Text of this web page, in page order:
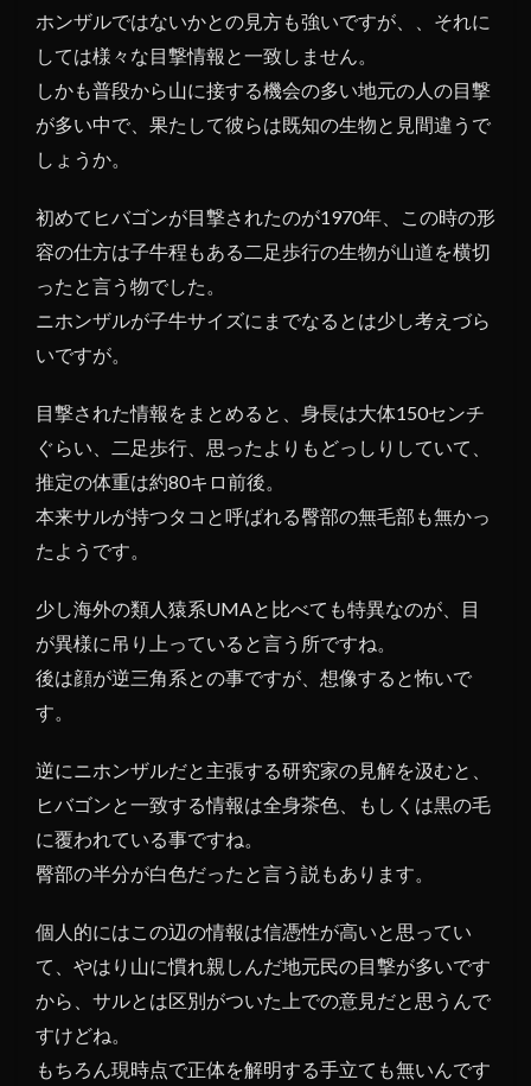
ホンザルではないかとの見方も強いですが、、それに
しては様々な目撃情報と一致しません。
しかも普段から山に接する機会の多い地元の人の目撃
が多い中で、果たして彼らは既知の生物と見間違うで
しょうか。
初めてヒバゴンが目撃されたのが1970年、この時の形
容の仕方は子牛程もある二足歩行の生物が山道を横切
ったと言う物でした。
ニホンザルが子牛サイズにまでなるとは少し考えづら
いですが。
目撃された情報をまとめると、身長は大体150センチ
ぐらい、二足歩行、思ったよりもどっしりしていて、
推定の体重は約80キロ前後。
本来サルが持つタコと呼ばれる臀部の無毛部も無かっ
たようです。
少し海外の類人猿系UMAと比べても特異なのが、目
が異様に吊り上っていると言う所ですね。
後は顔が逆三角系との事ですが、想像すると怖いで
す。
逆にニホンザルだと主張する研究家の見解を汲むと、
ヒバゴンと一致する情報は全身茶色、もしくは黒の毛
に覆われている事ですね。
臀部の半分が白色だったと言う説もあります。
個人的にはこの辺の情報は信憑性が高いと思ってい
て、やはり山に慣れ親しんだ地元民の目撃が多いです
から、サルとは区別がついた上での意見だと思うんで
すけどね。
もちろん現時点で正体を解明する手立ても無いんです